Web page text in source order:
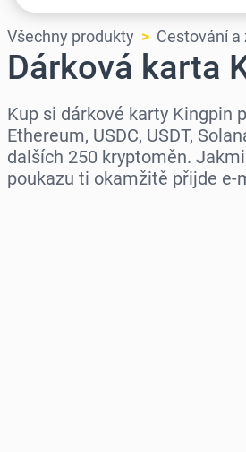
Všechny produkty Cestování a
Dárková karta
Kup si dárkové karty Kingpin
Ethereum, USDC, USDT,
dalších 250 kryptoměn.
poukazu ti okamžitě přijde e-